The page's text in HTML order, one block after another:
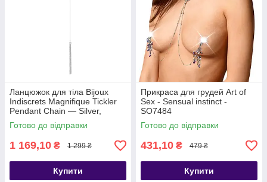
Ланцюжок для тіла Bijoux
Indiscrets Magnifique Tickler
Pendant Chain — Silver,
Сріблястий - SO5924
Готово до відправки
1 169,10 ₴ 1 299 ₴
Купити
Прикраса для грудей Art of
Sex - Sensual instinct -
SO7484
Готово до відправки
431,10 ₴ 479 ₴
Купити